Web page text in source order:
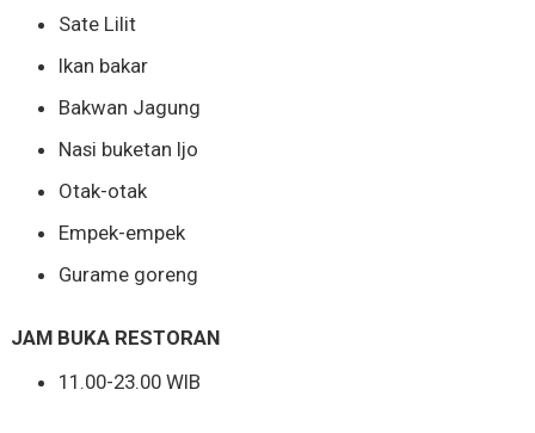
Sate Lilit
Ikan bakar
Bakwan Jagung
Nasi buketan Ijo
Otak-otak
Empek-empek
Gurame goreng
JAM BUKA RESTORAN
11.00-23.00 WIB